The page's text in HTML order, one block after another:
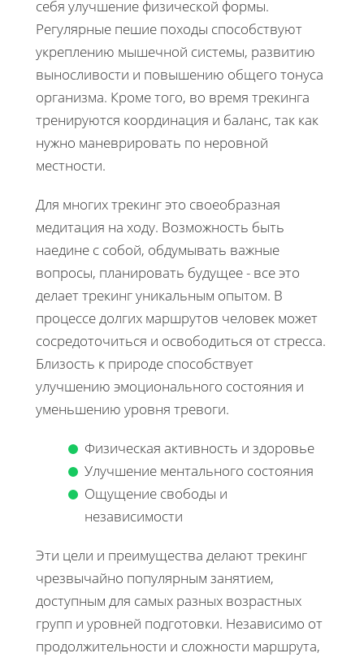
себя улучшение физической формы.
Регулярные пешие походы способствуют
укреплению мышечной системы, развитию
выносливости и повышению общего тонуса
организма. Кроме того, во время трекинга
тренируются координация и баланс, так как
нужно маневрировать по неровной
местности.
Для многих трекинг это своеобразная
медитация на ходу. Возможность быть
наедине с собой, обдумывать важные
вопросы, планировать будущее - все это
делает трекинг уникальным опытом. В
процессе долгих маршрутов человек может
сосредоточиться и освободиться от стресса.
Близость к природе способствует
улучшению эмоционального состояния и
уменьшению уровня тревоги.
Физическая активность и здоровье
Улучшение ментального состояния
Ощущение свободы и
независимости
Эти цели и преимущества делают трекинг
чрезвычайно популярным занятием,
доступным для самых разных возрастных
групп и уровней подготовки. Независимо от
продолжительности и сложности маршрута,